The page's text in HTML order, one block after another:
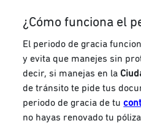
¿Cómo funciona el
El periodo de gracia
y evita que manejes sin
decir, si manejas en la
de tránsito te pide tus
periodo de gracia de tu
no hayas renovado tu